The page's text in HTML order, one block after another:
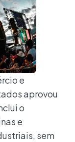
e
aprovou
o
e
sem